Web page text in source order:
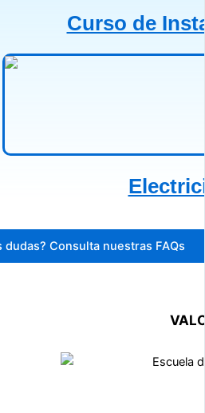
Curso de
dudas? Consulta nuestras FAQs